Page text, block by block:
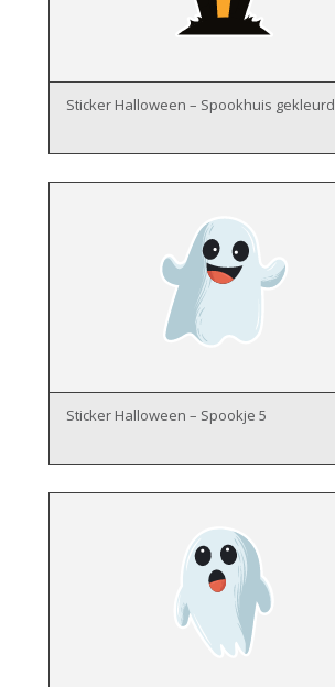
Sticker Halloween – Spookhuis gekleurd
Sticker Halloween – Spookje 5